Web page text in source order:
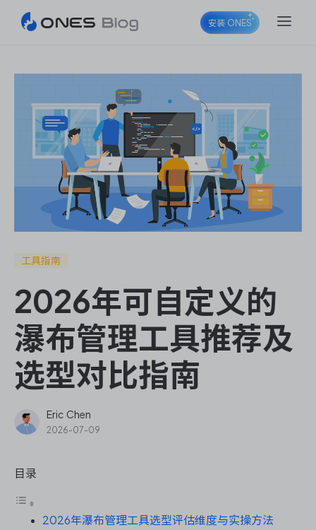
ONES Project
ONES Wiki
ONES Desk
ONES Assistant
测试管理
安装 ONES
工具指南
2026年可自定义的
瀑布管理工具推荐及
选型对比指南
Eric Chen
2026-07-09
目录
2026年瀑布管理工具选型评估维度与实操方法